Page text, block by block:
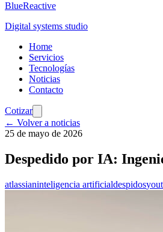
BlueReactive
Digital systems studio
Home
Servicios
Tecnologías
Noticias
Contacto
Cotizar
← Volver a noticias
25 de mayo de 2026
Despedido por IA:
atlassianinteligencia artificialdespidos